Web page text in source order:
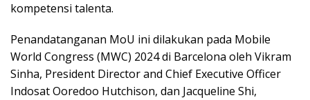
kompetensi talenta.
Penandatanganan MoU ini dilakukan pada Mobile
World Congress (MWC) 2024 di Barcelona oleh Vikram
Sinha, President Director and Chief Executive Officer
Indosat Ooredoo Hutchison, dan Jacqueline Shi,